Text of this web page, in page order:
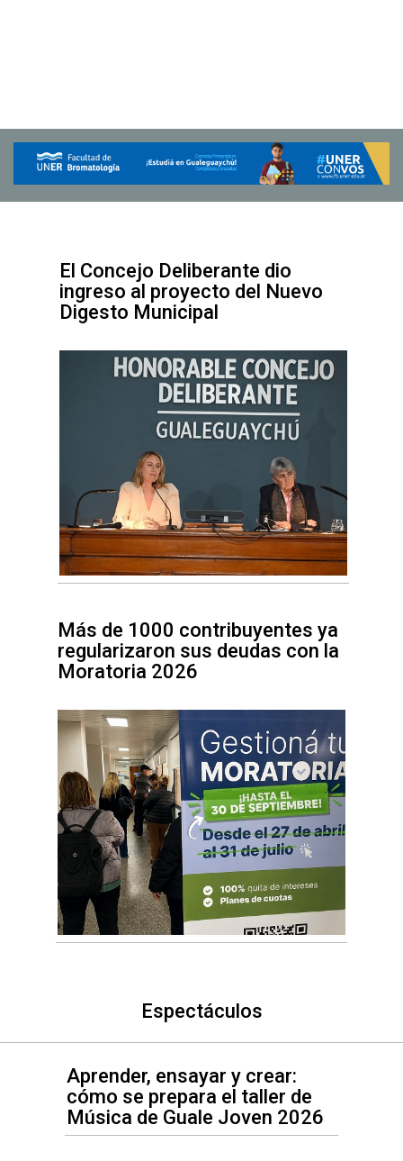
El Concejo Deliberante dio
ingreso al proyecto del Nuevo
Digesto Municipal
Más de 1000 contribuyentes ya
regularizaron sus deudas con la
Moratoria 2026
Espectáculos
Aprender, ensayar y crear:
cómo se prepara el taller de
Música de Guale Joven 2026